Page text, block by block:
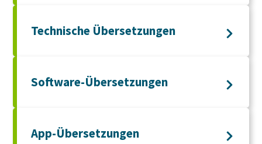
Technische Übersetzungen
Software-Übersetzungen
App-Übersetzungen